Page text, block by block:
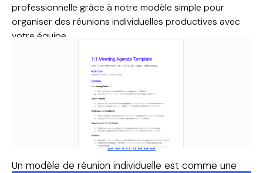
professionnelle grâce à notre modèle simple pour
organiser des réunions individuelles productives avec
votre équipe
Download
Un modèle de réunion individuelle est comme une